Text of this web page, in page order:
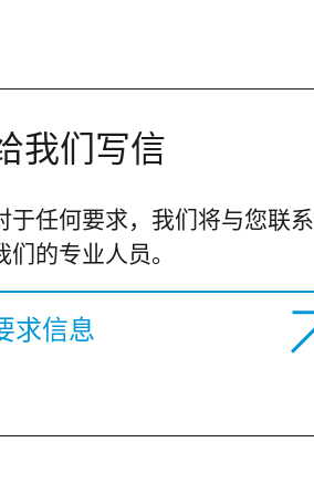
我们写信
于任何要求，我们将与您联系
们的专业人员。
求信息